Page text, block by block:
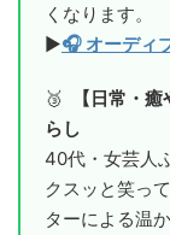
くなります。
▶🎧 オーディ
🥉
【日常・
らし
40代・女芸人
クスッと笑っ
ターによる温